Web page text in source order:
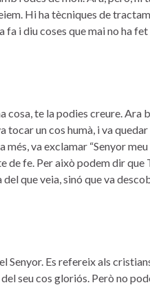
Hi ha tècniques de
i diu coses que mai no ha
cosa, te la podies creure. Ara
tocar un cos humà, i va
més, va exclamar “Senyor
de fe. Per això podem dir que
que veia, sinó que va
Senyor. Es refereix als
seu cos gloriós. Però no